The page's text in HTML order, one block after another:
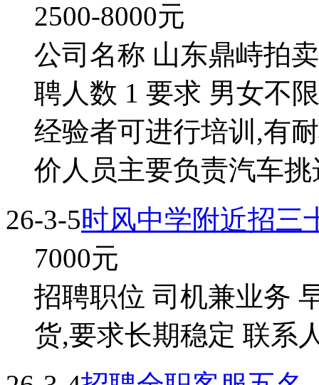
2500-8000元
公司名称 山东鼎峙拍
聘人数 1 要求 男女不
经验者可进行培训,有
价人员主要负责汽车挑
26-3-5时风中学附近招三
7000元
招聘职位 司机兼业务
货,要求长期稳定 联系